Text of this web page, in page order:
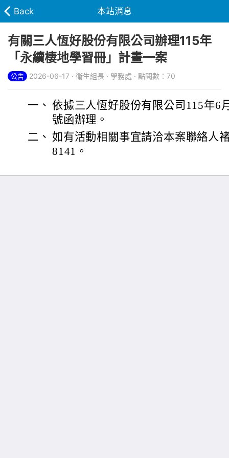
Back 本站消息
有關三人恆好股份有限公司辦理115年
「永續棲地學習冊」計畫一案
公告 2026-06-17 · 衛生組長 · 學務處 · 點閱數：70
一、 依據三人恆好股份有限公司115年6
號函辦理。
二、 如有活動相關事宜請洽本案聯絡人
8141。